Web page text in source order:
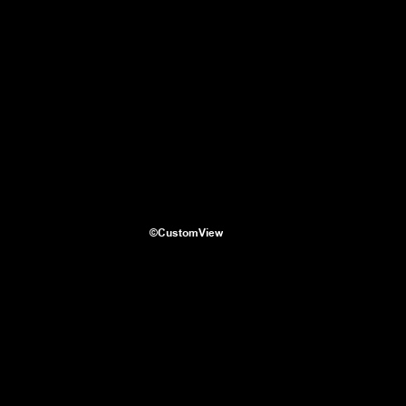
©CustomView